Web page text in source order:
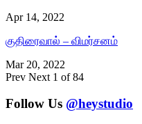
Apr 14, 2022
குதிரைவால் – விமர்சனம்
Mar 20, 2022
Prev Next 1 of 84
Follow Us @heystudio